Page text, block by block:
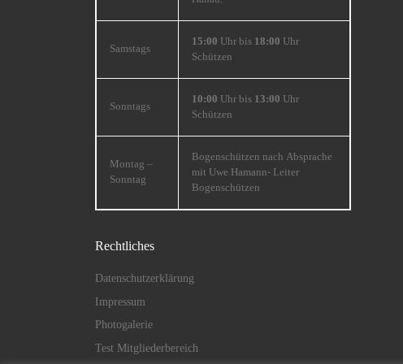
Samstags
15:00 Uhr bis 18:00 Uhr
Schützen
Sonntags
10:00 Uhr bis 13:00 Uhr
Schützen
Montag –
Sonntag
Bogenschützen nach Absprache
mit Uwe Hamann- Leiter
Bogenschützen
Rechtliches
Datenschutzerklärung
Impressum
Photogalerie
Test Mitgliederbereich